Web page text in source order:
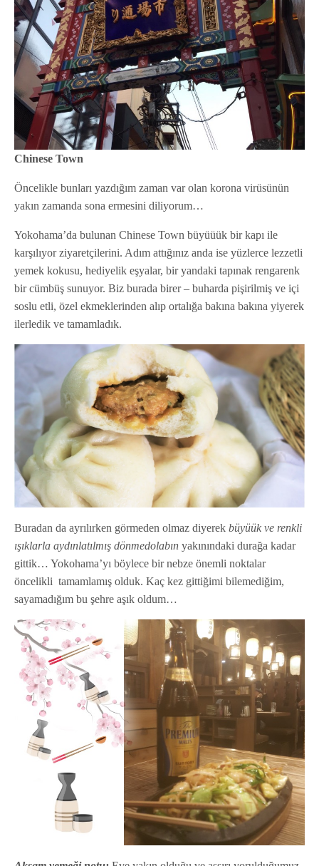
Chinese Town
Öncelikle bunları yazdığım zaman var olan korona virüsünün
yakın zamanda sona ermesini diliyorum…
Yokohama’da bulunan Chinese Town büyüüük bir kapı ile
karşılıyor ziyaretçilerini. Adım attığınız anda ise yüzlerce lezzetli
yemek kokusu, hediyelik eşyalar, bir yandaki tapınak rengarenk
bir cümbüş sunuyor. Biz burada birer – buharda pişirilmiş ve içi
soslu etli, özel ekmeklerinden alıp ortalığa bakına bakına yiyerek
ilerledik ve tamamladık.
Buradan da ayrılırken görmeden olmaz diyerekbüyüük ve renkli
ışıklarla aydınlatılmış dönmedolabın yakınındaki durağa kadar
gittik… Yokohama’yı böylece bir nebze önemli noktalar
öncelikli tamamlamış olduk. Kaç kez gittiğimi bilemediğim,
sayamadığım bu şehre aşık oldum…